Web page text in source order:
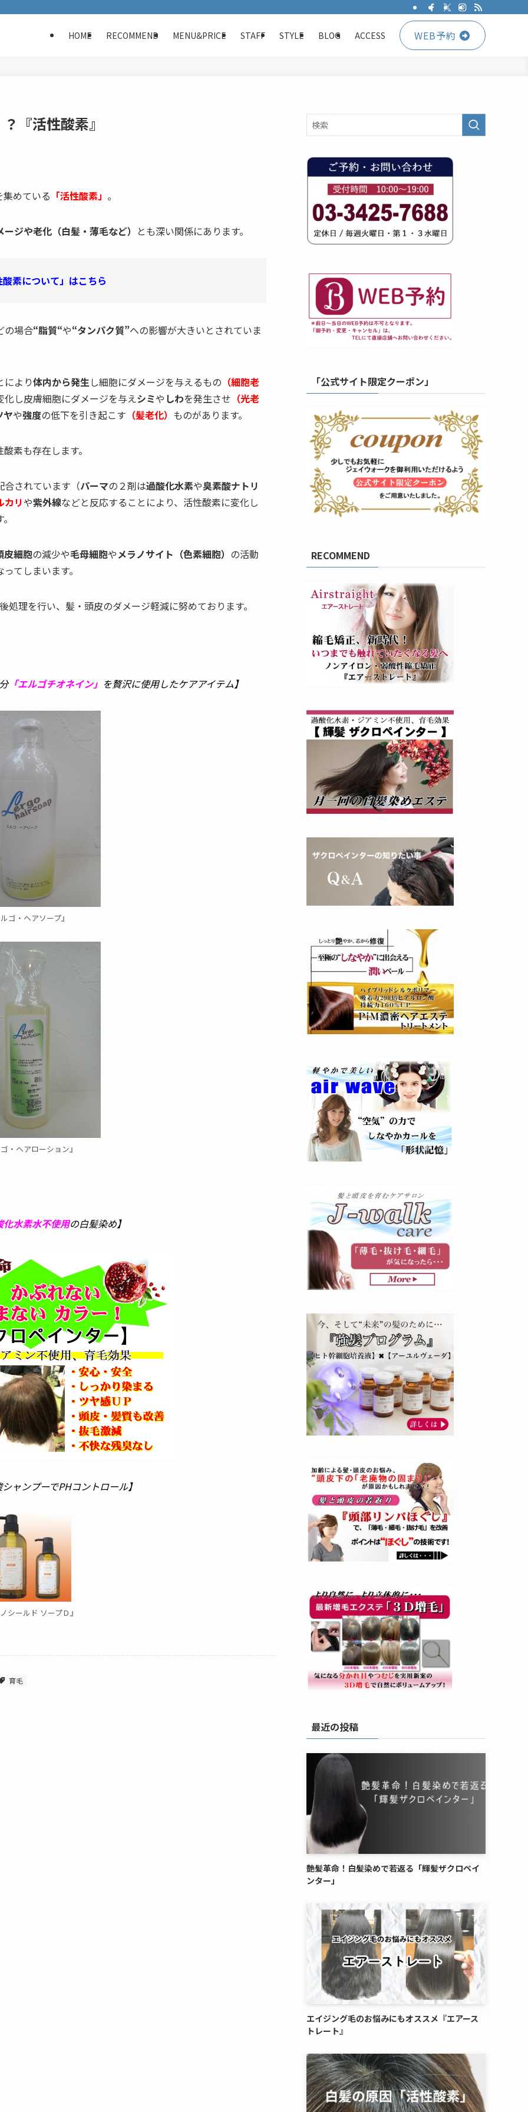
HOME RECOMMEND MENU&PRICE STAFF STYLE BLOG ACCESS WEB予約
『活性酸素』
めている 「活性酸素」 。
ージや老化（白髪・薄毛など） とも深い関係にあります。
素について」はこちら
の場合“脂質“や“タンパク質”への影響が大きいとされていま
より体内から発生し細胞にダメージを与えるもの （細胞老
し皮膚細胞にダメージを与えシミや しわを発生させ （光老
ヤや強度の低下を引き起こす （髪老化） ものがあります。
素も存在します。
合されています（パーマの２剤は過酸化水素や臭素酸ナトリ
カリや紫外線などと反応することにより、活性酸素に変化し
皮細胞の減少や毛母細胞やメラノサイト（色素細胞） の活動
てしまいます。
理を行い、髪・頭皮のダメージ軽減に努めております。
「エルゴチオネイン」 を贅沢に使用したケアアイテム】
ゴ・ヘアソープ』
・ヘアローション』
水素水不使用の白髪染め】
ャンプーでPHコントロール】
シールド ソープＤ』
育毛
「公式サイト限定クーポン」
RECOMMEND
最近の投稿
艶髪革命！白髪染めで若返る「輝髪ザクロペイ
ンター」
エイジング毛のお悩みにもオススメ『エアース
トレート』